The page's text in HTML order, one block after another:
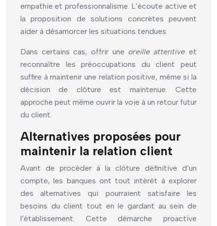
empathie et professionnalisme. L’écoute active et
la proposition de solutions concrètes peuvent
aider à désamorcer les situations tendues.
Dans certains cas, offrir une oreille attentiveet
reconnaître les préoccupations du client peut
suffire à maintenir une relation positive, même si la
décision de clôture est maintenue. Cette
approche peut même ouvrir la voie à un retour futur
du client.
Alternatives proposées pour
maintenir la relation client
Avant de procéder à la clôture définitive d’un
compte, les banques ont tout intérêt à explorer
des alternatives qui pourraient satisfaire les
besoins du client tout en le gardant au sein de
l’établissement. Cette démarche proactive